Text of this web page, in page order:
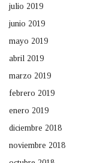
julio 2019
junio 2019
mayo 2019
abril 2019
marzo 2019
febrero 2019
enero 2019
diciembre 2018
noviembre 2018